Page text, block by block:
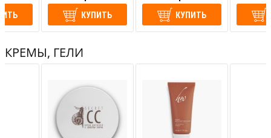
Витамины: А, Е
Ланолин
Наносите бальзам тонким слоем на кожу губ 2-3 раза в
КУПИТЬ КУПИТЬ
КРЕМЫ, ГЕЛИ